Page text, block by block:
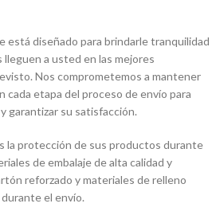
está diseñado para brindarle tranquilidad
a usted en las mejores
Nos comprometemos a mantener
cada etapa del proceso de envío para
garantizar su satisfacción.
la protección de sus productos durante
de embalaje de alta calidad y
reforzado y materiales de relleno
el envío.